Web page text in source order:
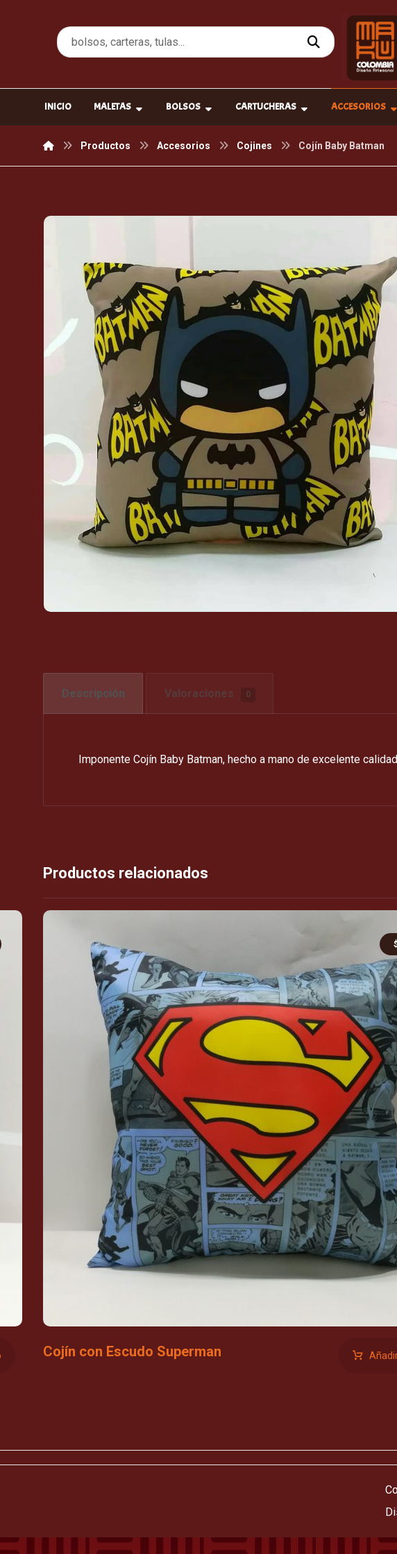
INICIO MALETAS BOLSOS CARTUCHERAS ACCESORIOS
Productos Accesorios Cojines Cojín Baby Batman
Descripción Valoraciones 0
Imponente Cojín Baby Batman, hecho a mano de excelente
Productos relacionados
Cojín con Escudo Superman